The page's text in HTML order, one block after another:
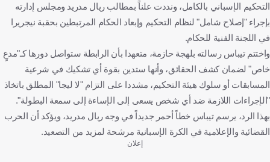
التحكيم الإسباني بالكامل، ونددت علناً بمطالب ريال مدريد ومجلس إدارته
بإجراء "إصلاح شامل" لنظام التحكيم وإبعاد الحكام المرتبطين بحقبة نيجريرا
في اللجنة الفنية للحكام.
واختتم تيباس رسالته بلهجة حازمة، متعهدا بأن الرابطة ستواصل دورها كـ"مدعٍ
خاص" لضمان كشف الحقائق، وأنها ستدين بقوة أي تشكيك في شرعية
المسابقات أو سلوك هيئة التحكيم، مشددا على التزام "لا ليجا" المطلق باتخاذ
"الإجراءات اللازمة ضد أي شخص يسعى إلى الإساءة إلى سمعة البطولة".
بهذا الرد، يرسم تيباس خطاً أحمر جديداً في وجه ريال مدريد، ويؤكد أن الحرب
القضائية والإعلامية في الكرة الإسبانية مرشحة لمزيد من التصعيد.
إعلان